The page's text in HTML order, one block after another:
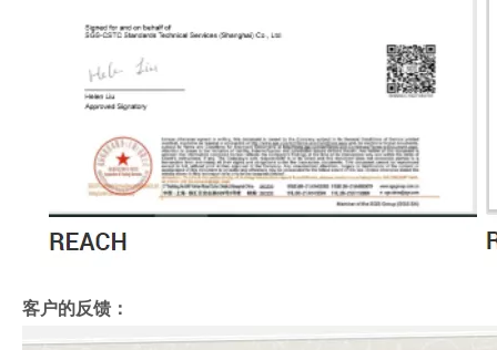
客户的反馈：